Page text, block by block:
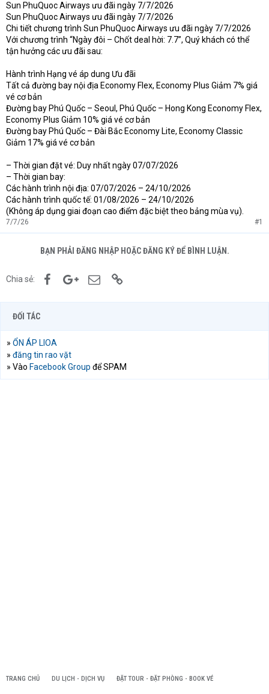
Sun PhuQuoc Airways ưu đãi ngày 7/7/2026
Sun PhuQuoc Airways ưu đãi ngày 7/7/2026
Chi tiết chương trình Sun PhuQuoc Airways ưu đãi ngày 7/7/2026
Với chương trình “Ngày đôi – Chốt deal hời: 7.7”, Quý khách có thể
tận hưởng các ưu đãi sau:
Hành trình Hạng vé áp dung Ưu đãi
Tất cả đường bay nội địa Economy Flex, Economy Plus Giảm 7% giá
vé cơ bản
Đường bay Phú Quốc – Seoul, Phú Quốc – Hong Kong Economy Flex,
Economy Plus Giảm 10% giá vé cơ bản
Đường bay Phú Quốc – Đài Bắc Economy Lite, Economy Classic
Giảm 17% giá vé cơ bản
– Thời gian đặt vé: Duy nhất ngày 07/07/2026
– Thời gian bay:
Các hành trình nội địa: 07/07/2026 – 24/10/2026
Các hành trình quốc tế: 01/08/2026 – 24/10/2026
(Không áp dụng giai đoạn cao điểm đặc biệt theo bảng mùa vụ).
7/7/26 #1
BẠN PHẢI ĐĂNG NHẬP HOẶC ĐĂNG KÝ ĐỂ BÌNH LUẬN.
Chia sẻ: FacebookGoogle+Email
ĐỐI TÁC
» ỔN ÁP LIOA
» đăng tin rao vặt
» Vào Facebook Group để SPAM
TRANG CHỦ DU LỊCH - DỊCH VỤ ĐẶT TOUR - ĐẶT PHÒNG - BOOK VÉ